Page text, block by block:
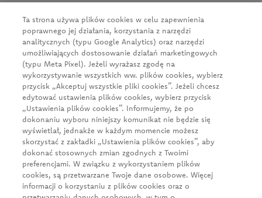
e-mail:firma@cedc.com
KRS: 0000051098
NIP: 526-020-93-95
Aktualności
O firmie
Nasze produkty
Klient biznesowy
Zrównoważony rozwój
Kariera
Kontakt
Ta strona używa plików cookies w celu zapewnienia
poprawnego jej działania, korzystania z narzędzi
analitycznych (typu Google Analytics) oraz narzędzi
umożliwiających dostosowanie działań marketingowych
(typu Meta Pixel). Jeżeli wyrażasz zgodę na
wykorzystywanie wszystkich ww. plików cookies, wybierz
przycisk „Akceptuj wszystkie pliki cookies”. Jeżeli chcesz
edytować ustawienia plików cookies, wybierz przycisk
„Ustawienia plików cookies”. Informujemy, że po
dokonaniu wyboru niniejszy komunikat nie będzie się
wyświetlał, jednakże w każdym momencie możesz
skorzystać z zakładki „Ustawienia plików cookies”, aby
dokonać stosownych zmian zgodnych z Twoimi
preferencjami. W związku z wykorzystaniem plików
cookies, są przetwarzane Twoje dane osobowe. Więcej
informacji o korzystaniu z plików cookies oraz o